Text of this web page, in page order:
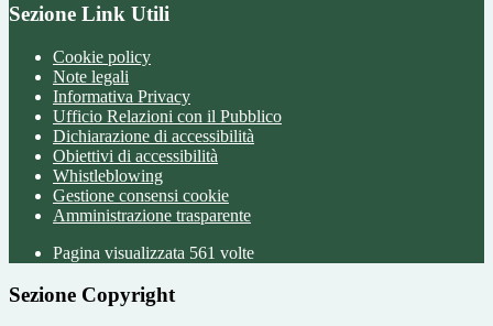
Sezione Link Utili
Cookie policy
Note legali
Informativa Privacy
Ufficio Relazioni con il Pubblico
Dichiarazione di accessibilità
Obiettivi di accessibilità
Whistleblowing
Gestione consensi cookie
Amministrazione trasparente
Pagina visualizzata 561 volte
Sezione Copyright